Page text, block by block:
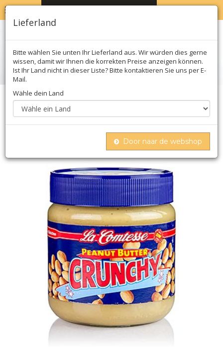
Lieferland
Bitte wählen Sie unten Ihr Lieferland aus. Wir würden dies gerne
wissen, damit wir Ihnen die korrekten Preise anzeigen können.
Ist Ihr Land nicht in dieser Liste? Bitte kontaktieren Sie uns per E-
Mail.
Wähle dein Land
Door naar de webshop